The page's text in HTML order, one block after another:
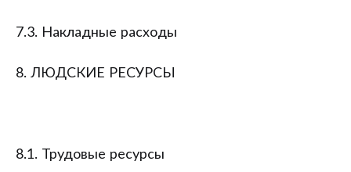
7.3. Накладные расходы
8. ЛЮДСКИЕ РЕСУРСЫ
8.1. Трудовые ресурсы